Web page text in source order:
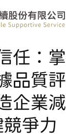
任：
品質
企業
競爭力